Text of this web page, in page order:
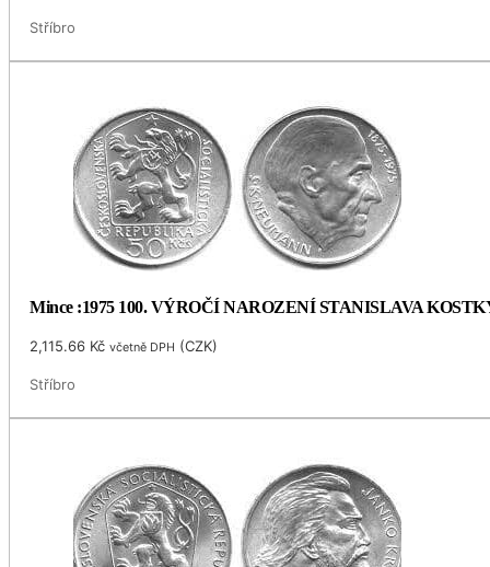
Stříbro
Mince :1975 100. VÝROČÍ NAROZENÍ STANISLAVA
2,115.66 Kč včetně DPH (CZK)
Stříbro